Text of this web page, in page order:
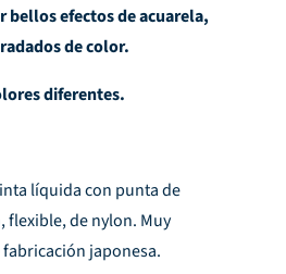
bellos efectos de acuarela,
de color.
diferentes.
líquida con punta de
flexible, de nylon. Muy
japonesa.